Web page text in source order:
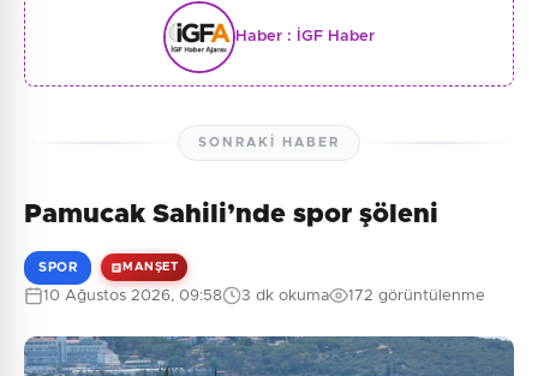
Haber : İGF Haber
SONRAKI HABER
Pamucak Sahili’nde spor şöleni
SPOR MANŞET
10 Ağustos 2026, 09:58 3 dk okuma 172 görüntülenme